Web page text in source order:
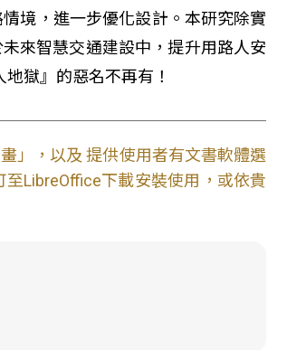
境，進一步優化設計。本研究除實
來智慧交通建設中，提升用路人安
獄』的惡名不再有！
」，以及 提供使用者有文書軟體選
LibreOffice下載安裝使用，或依貴